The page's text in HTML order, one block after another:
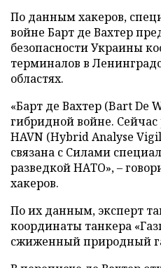
По данным хакеров,
войне Барт де Вахтер
безопасности Украины
терминалов в
областях.
«Барт де Вахтер (Bart De
гибридной войне. Сейчас
HAVN (Hybrid Analyse
связана с Силами
разведкой НАТО», –
хакеров.
По их данным, эксперт
координаты танкера
сжиженный природный